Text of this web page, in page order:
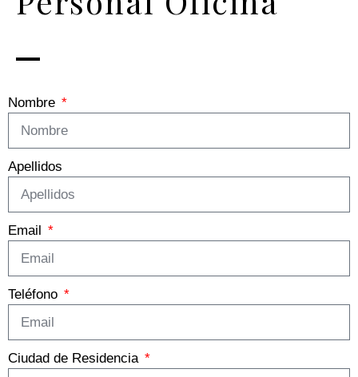
Nombre
Apellidos
Email
Teléfono
Ciudad de Residencia